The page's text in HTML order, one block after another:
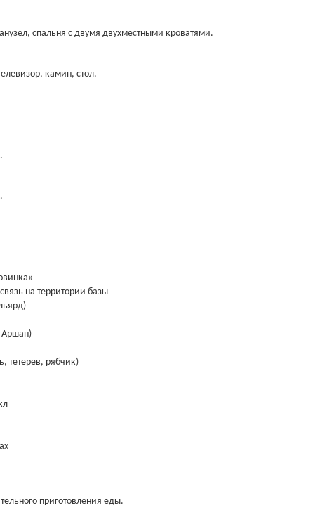
спальня с двумя двухместными кроватями.
камин, стол.
на территории базы
Аршан)
тетерев, рябчик)
приготовления еды.